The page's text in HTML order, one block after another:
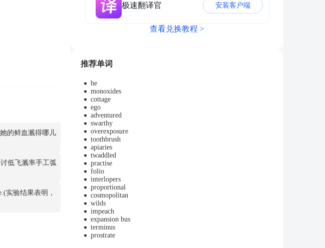
她的鲜血溅得哪儿
讨低飞溅率手工弧
实验结果表明，
极速翻译官 安装客户端
查看兑换教程 >
推荐单词
be
monoxides
cottage
ego
adventured
swarthy
overexposure
toothbrush
apiaries
twaddled
practise
folio
interlopers
proportional
cosmopolitan
wilds
impeach
expansion bus
terminus
prostrate